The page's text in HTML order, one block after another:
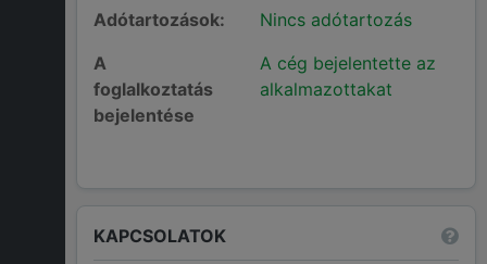
Adótartozások:
Nincs adótartozás
A
foglalkoztatás
bejelentése
A cég bejelentette az
alkalmazottakat
KAPCSOLATOK